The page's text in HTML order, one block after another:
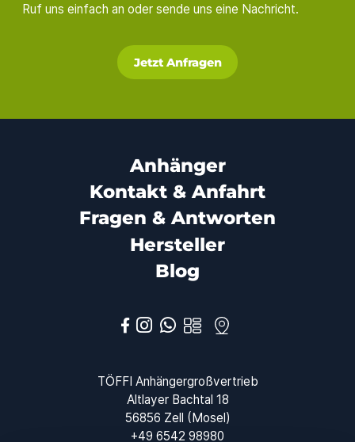
Ruf uns einfach an oder sende uns eine Nachricht.
Jetzt Anfragen
Anhänger
Kontakt & Anfahrt
Fragen & Antworten
Hersteller
Blog
  
TÖFFI Anhängergroßvertrieb
Altlayer Bachtal 18
56856 Zell (Mosel)
+49 6542 98980